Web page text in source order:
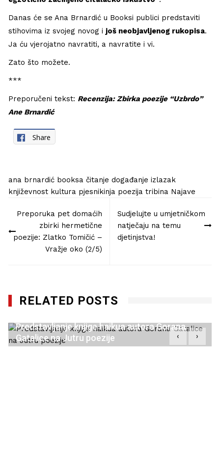
Danas će se Ana Brnardić u Booksi publici predstaviti
stihovima iz svojeg novog i još neobjavljenog rukopisa.
Ja ću vjerojatno navratiti, a navratite i vi.
Zato što možete.
***
Preporučeni tekst: Recenzija: Zbirka poezije “Uzbrdo”
Ane Brnardić
Share
ana brnardić booksa čitanje događanje izlazak
književnost kultura pjesnikinja poezija tribina Najave
objava
Preporuka pet domaćih
zbirki hermetične
poezije: Zlatko Tomičić –
Vražje oko (2/5)
Sudjelujte u umjetničkom
natječaju na temu
djetinjstva!
RELATED POSTS
Predstavljanje knjige haikua autora Gorana
Gatalice na Jutru poezije
‹ ›